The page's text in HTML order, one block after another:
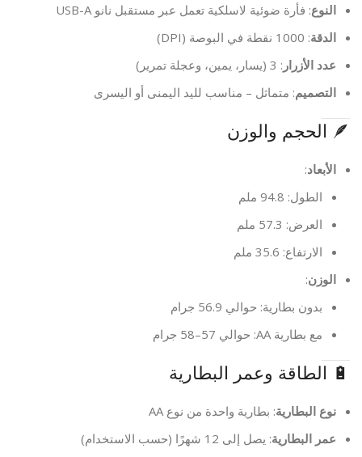
النوع: فأرة ضوئية لاسلكية تعمل عبر مستقبل نانو USB-A
الدقة: 1000 نقطة في البوصة (DPI)
عدد الأزرار : 3 (يسار، يمين، وعجلة تمرير)
التصميم: متماثل – مناسب لليد اليمنى أو اليسرى
🪶 الحجم والوزن
الأبعاد:
الطول: 94.8 ملم
العرض: 57.3 ملم
الارتفاع: 35.6 ملم
الوزن:
بدون بطارية: حوالي 56.9 جرام
مع بطارية AA: حوالي 57–58 جرام
🔋 الطاقة وعمر البطارية
نوع البطارية: بطارية واحدة من نوع AA
عمر البطارية: يصل إلى 12 شهرًا (حسب الاستخدام)